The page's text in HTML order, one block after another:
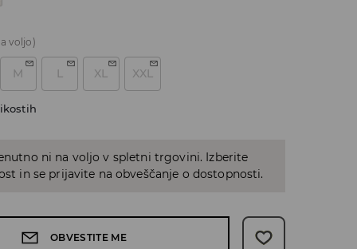
voljo)
M L XL XXL
ni na voljo v spletni trgovini. Izberite
in se prijavite na obveščanje o dostopnosti.
OBVESTITE ME